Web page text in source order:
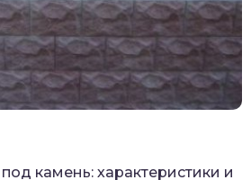
камень: характеристики и